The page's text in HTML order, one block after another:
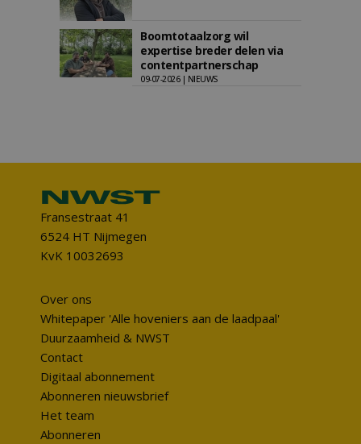
Boomtotaalzorg wil
expertise breder delen via
contentpartnerschap
09-07-2026 | NIEUWS
Fransestraat 41
6524 HT Nijmegen
KvK 10032693
Over ons
Whitepaper 'Alle hoveniers aan de laadpaal'
Duurzaamheid & NWST
Contact
Digitaal abonnement
Abonneren nieuwsbrief
Het team
Abonneren